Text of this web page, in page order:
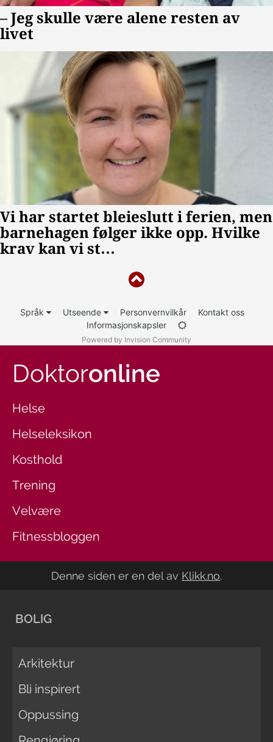
Språk Utseende Personvernvilkår
Kontakt oss
Informasjonskapsler
Powered by Invision Community
Doktoronline
Helse
Helseleksikon
Kosthold
Trening
Velvære
Fitnessbloggen
Denne siden er en del av Klikk.no.
BOLIG
Arkitektur
Bli inspirert
Oppussing